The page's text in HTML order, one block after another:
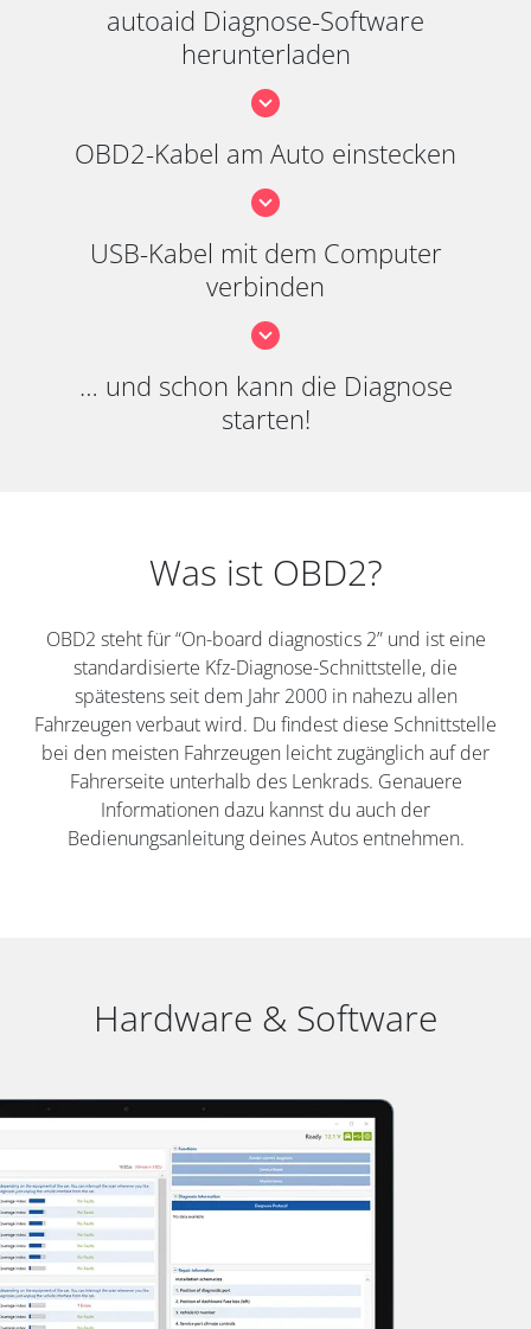
autoaid Diagnose-Software
herunterladen
OBD2-Kabel am Auto einstecken
USB-Kabel mit dem Computer
verbinden
… und schon kann die Diagnose
starten!
Was ist OBD2?
OBD2 steht für “On-board diagnostics 2” und ist eine
standardisierte Kfz-Diagnose-Schnittstelle, die
spätestens seit dem Jahr 2000 in nahezu allen
Fahrzeugen verbaut wird. Du findest diese Schnittstelle
bei den meisten Fahrzeugen leicht zugänglich auf der
Fahrerseite unterhalb des Lenkrads. Genauere
Informationen dazu kannst du auch der
Bedienungsanleitung deines Autos entnehmen.
Hardware & Software